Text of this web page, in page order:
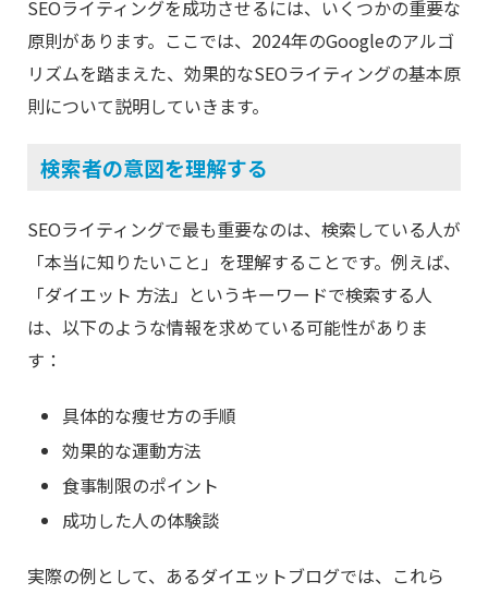
SEOライティングを成功させるには、いくつかの重要な
原則があります。ここでは、2024年のGoogleのアルゴ
リズムを踏まえた、効果的なSEOライティングの基本原
則について説明していきます。
検索者の意図を理解する
SEOライティングで最も重要なのは、検索している人が
「本当に知りたいこと」を理解することです。例えば、
「ダイエット 方法」というキーワードで検索する人
は、以下のような情報を求めている可能性がありま
す：
具体的な痩せ方の手順
効果的な運動方法
食事制限のポイント
成功した人の体験談
実際の例として、あるダイエットブログでは、これら